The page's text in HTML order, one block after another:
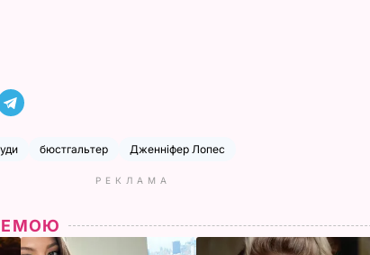
бюстгальтер Дженніфер Лопес
РЕКЛАМА